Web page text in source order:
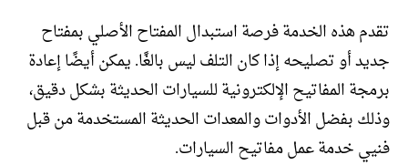
تقدم هذه الخدمة فرصة استبدال المفتاح الأصلي بمفتاح
جديد أو تصليحه إذا كان التلف ليس بالغًا. يمكن أيضًا إعادة
برمجة المفاتيح الإلكترونية للسيارات الحديثة بشكل دقيق،
وذلك بفضل الأدوات والمعدات الحديثة المستخدمة من قبل
فنيي خدمة عمل مفاتيح السيارات.